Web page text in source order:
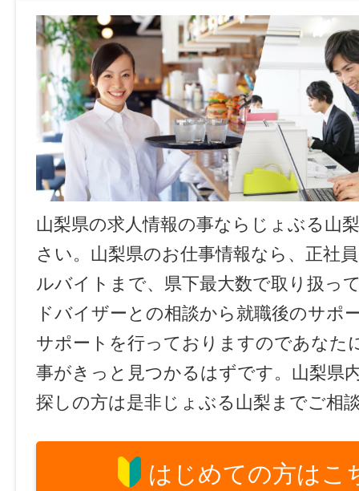
山梨県の求人情報の事ならじょぶる山
さい。山梨県のお仕事情報なら、正社
ルバイトまで、県下最大数で取り扱っ
ドバイザーとの相談から就職後のサポ
サポートを行っておりますのであなた
事がきっと見つかるはずです。山梨県
探しの方は是非じょぶる山梨までご相
はじめての方はこ